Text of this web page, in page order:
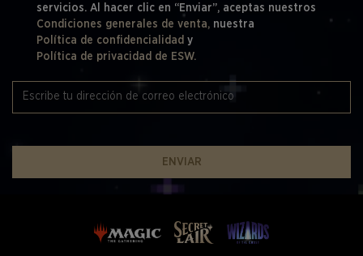
servicios. Al hacer clic en “Enviar”, aceptas nuestros
Condiciones generales de venta, nuestra
Política de confidencialidad y
Política de privacidad de ESW.
ENVIAR